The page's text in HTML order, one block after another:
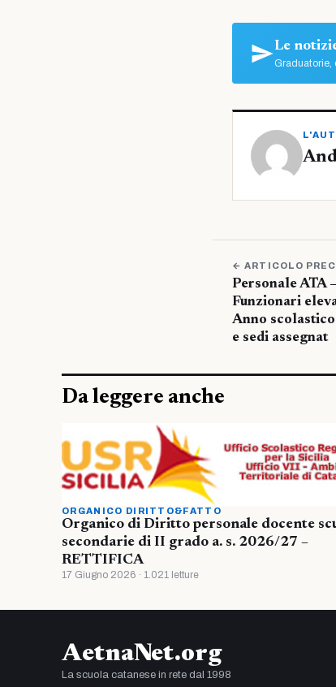
Le
Graduatorie,
← ARTICOLO
Personale ATA
Funzionari
Anno
e sedi assegnat
Da leggere anche
ORGANICO DIRITTO&FATTO
Organico di Diritto personale docente
secondarie di II grado a. s. 2026/27 –
RETTIFICA
17 Giugno 2026 · 1.021 letture
AetnaNet.org
La scuola catanese in rete dal 1998